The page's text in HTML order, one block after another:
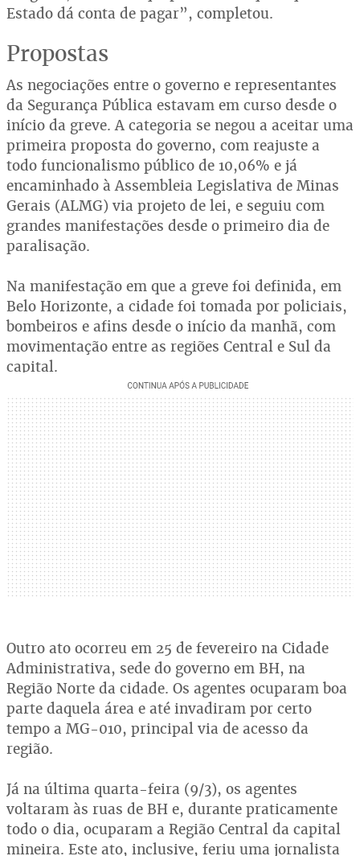
Estado dá conta de pagar”, completou.
Propostas
As negociações entre o governo e representantes
da Segurança Pública estavam em curso desde o
início da greve. A categoria se negou a aceitar uma
primeira proposta do governo, com reajuste a
todo funcionalismo público de 10,06% e já
encaminhado à Assembleia Legislativa de Minas
Gerais (ALMG) via projeto de lei, e seguiu com
grandes manifestações desde o primeiro dia de
paralisação.
Na manifestação em que a greve foi definida, em
Belo Horizonte, a cidade foi tomada por policiais,
bombeiros e afins desde o início da manhã, com
movimentação entre as regiões Central e Sul da
capital.
Outro ato ocorreu em 25 de fevereiro na Cidade
Administrativa, sede do governo em BH, na
Região Norte da cidade. Os agentes ocuparam boa
parte daquela área e até invadiram por certo
tempo a MG-010, principal via de acesso da
região.
Já na última quarta-feira (9/3), os agentes
voltaram às ruas de BH e, durante praticamente
todo o dia, ocuparam a Região Central da capital
mineira. Este ato, inclusive, feriu uma jornalista